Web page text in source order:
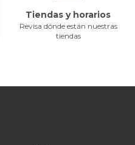
Tiendas y horarios
Revisa dónde están nuestras
tiendas